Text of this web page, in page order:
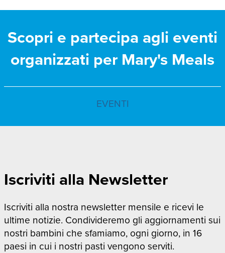
Scopri e partecipa agli eventi
organizzati per Mary's Meals
EVENTI
Iscriviti alla Newsletter
Iscriviti alla nostra newsletter mensile e ricevi le
ultime notizie. Condivideremo gli aggiornamenti sui
nostri bambini che sfamiamo, ogni giorno, in 16
paesi in cui i nostri pasti vengono serviti.